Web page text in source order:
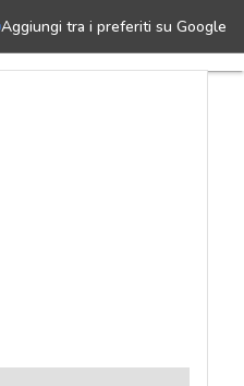
Aggiungi tra i preferiti su Google